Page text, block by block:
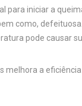
para iniciar a
como, defeituosa.
pode causar
a